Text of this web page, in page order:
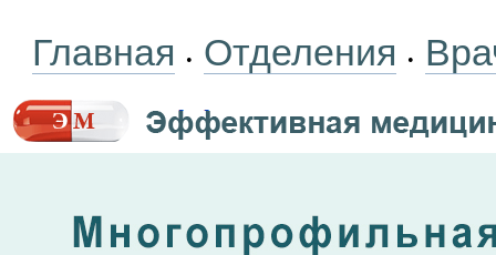
Главная • Отделения •